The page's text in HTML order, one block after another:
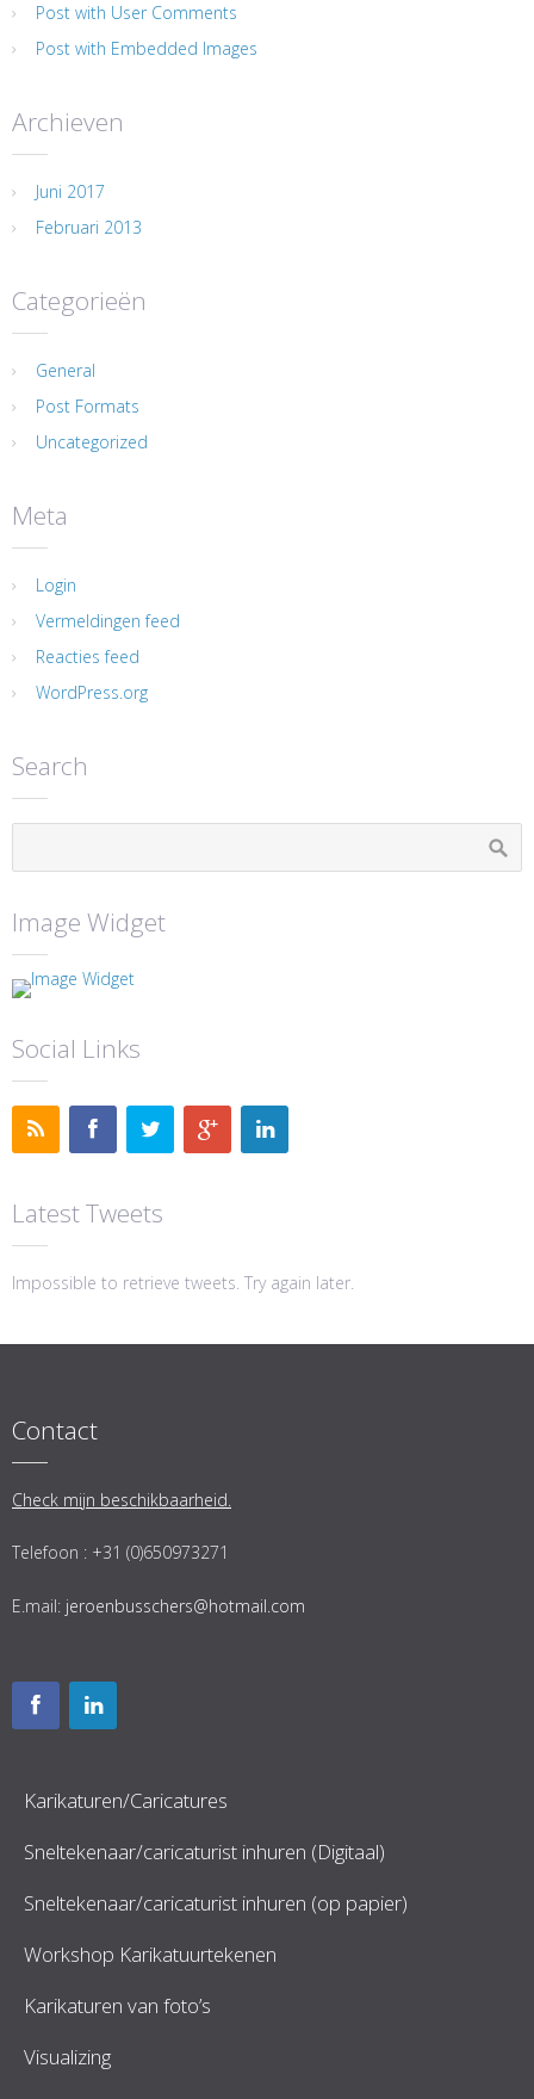
Post with User Comments
Post with Embedded Images
Archieven
Juni 2017
Februari 2013
Categorieën
General
Post Formats
Uncategorized
Meta
Login
Vermeldingen feed
Reacties feed
WordPress.org
Search
Image Widget
Social Links
Latest Tweets
Impossible to retrieve tweets. Try again later.
Contact
Check mijn beschikbaarheid.
Telefoon : +31 (0)650973271
E.mail: jeroenbusschers@hotmail.com
Karikaturen/Caricatures
Sneltekenaar/caricaturist inhuren (Digitaal)
Sneltekenaar/caricaturist inhuren (op papier)
Workshop Karikatuurtekenen
Karikaturen van foto’s
Visualizing